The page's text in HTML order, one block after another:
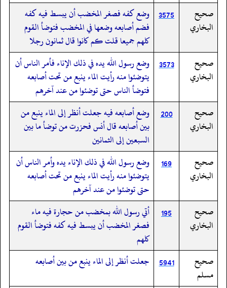
صحيح
البخاري
3575 وضع كفه فصغر المخضب أن يبسط فيه كفه
فضم أصابعه وضعها في المخضب فتوضأ القوم
كلهم جميعا قلت كم كانوا قال ثمانون رجلا
صحيح
البخاري
3573 وضع رسول الله يده في ذلك الإناء فأمر الناس أن
يتوضئوا منه رأيت الماء ينبع من تحت أصابعه
فتوضأ الناس حتى توضئوا من عند آخرهم
صحيح
البخاري
200
وضع أصابعه فيه جعلت أنظر إلى الماء ينبع من
بين أصابعه قال أنس فحزرت من توضأ ما بين
السبعين إلى الثمانين
صحيح
البخاري
169
وضع رسول الله في ذلك الإناء يده وأمر الناس أن
يتوضئوا منه رأيت الماء ينبع من تحت أصابعه
حتى توضئوا من عند آخرهم
صحيح
البخاري
195
أتي رسول الله بمخضب من حجارة فيه ماء
فصغر المخضب أن يبسط فيه كفه فتوضأ القوم
كلهم
صحيح
مسلم
5941 جعلت أنظر إلى الماء ينبع من بين أصابعه